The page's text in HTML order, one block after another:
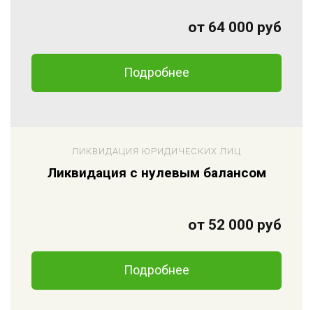
от 64 000 руб
Подробнее
ЛИКВИДАЦИЯ ЮРИДИЧЕСКИХ ЛИЦ
Ликвидация с нулевым балансом
от 52 000 руб
Подробнее